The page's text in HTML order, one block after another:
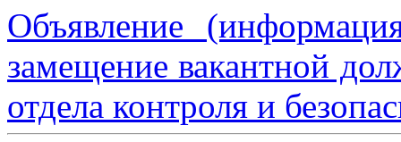
Объявление
замещение вакантной
отдела контроля и